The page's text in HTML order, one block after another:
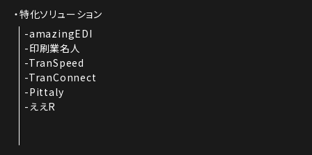
特化ソリューション
amazingEDI
印刷業名人
TranSpeed
TranConnect
Pittaly
ええR